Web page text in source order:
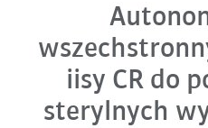
iisy CR do
sterylnych